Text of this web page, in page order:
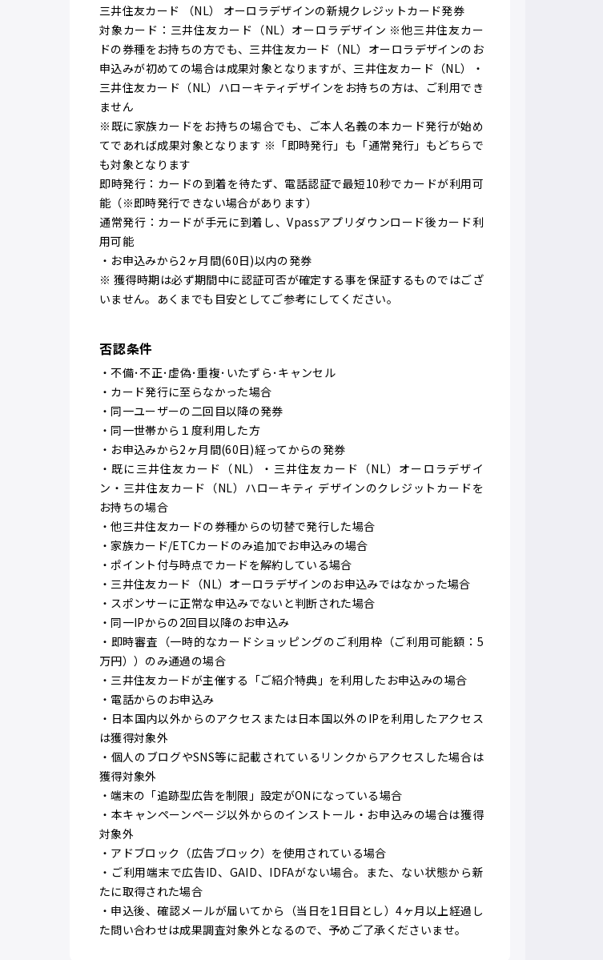
三井住友カード （NL） オーロラデザインの新規クレジットカード発券
対象カード：三井住友カード（NL）オーロラデザイン ※他三井住友カー
ドの券種をお持ちの方でも、三井住友カード（NL）オーロラデザインのお
申込みが初めての場合は成果対象となりますが、三井住友カード（NL）・
三井住友カード（NL）ハローキティデザインをお持ちの方は、ご利用でき
ません
※既に家族カードをお持ちの場合でも、ご本人名義の本カード発行が始め
てであれば成果対象となります ※「即時発行」も「通常発行」もどちらで
も対象となります
即時発行：カードの到着を待たず、電話認証で最短10秒でカードが利用可
能（※即時発行できない場合があります）
通常発行：カードが手元に到着し、Vpassアプリダウンロード後カード利
用可能
・お申込みから2ヶ月間(60日)以内の発券
※ 獲得時期は必ず期間中に認証可否が確定する事を保証するものではござ
いません。あくまでも目安としてご参考にしてください。
否認条件
・不備･不正･虚偽･重複･いたずら･キャンセル
・カード発行に至らなかった場合
・同一ユーザーの二回目以降の発券
・同一世帯から１度利用した方
・お申込みから2ヶ月間(60日)経ってからの発券
・既に三井住友カード（NL）・三井住友カード（NL）オーロラデザイ
ン・三井住友カード（NL）ハローキティ デザインのクレジットカードを
お持ちの場合
・他三井住友カードの券種からの切替で発行した場合
・家族カード/ETCカードのみ追加でお申込みの場合
・ポイント付与時点でカードを解約している場合
・三井住友カード（NL）オーロラデザインのお申込みではなかった場合
・スポンサーに正常な申込みでないと判断された場合
・同一IPからの2回目以降のお申込み
・即時審査（一時的なカードショッピングのご利用枠（ご利用可能額：5
万円））のみ通過の場合
・三井住友カードが主催する「ご紹介特典」を利用したお申込みの場合
・電話からのお申込み
・日本国内以外からのアクセスまたは日本国以外のIPを利用したアクセス
は獲得対象外
・個人のブログやSNS等に記載されているリンクからアクセスした場合は
獲得対象外
・端末の「追跡型広告を制限」設定がONになっている場合
・本キャンペーンページ以外からのインストール・お申込みの場合は獲得
対象外
・アドブロック（広告ブロック）を使用されている場合
・ご利用端末で広告ID、GAID、IDFAがない場合。また、ない状態から新
たに取得された場合
・申込後、確認メールが届いてから（当日を1日目とし）4ヶ月以上経過し
た問い合わせは成果調査対象外となるので、予めご了承くださいませ。